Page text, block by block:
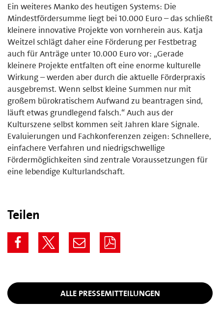
Ein weiteres Manko des heutigen Systems: Die
Mindestfördersumme liegt bei 10.000 Euro – das schließt
kleinere innovative Projekte von vornherein aus. Katja
Weitzel schlägt daher eine Förderung per Festbetrag
auch für Anträge unter 10.000 Euro vor: „Gerade
kleinere Projekte entfalten oft eine enorme kulturelle
Wirkung – werden aber durch die aktuelle Förderpraxis
ausgebremst. Wenn selbst kleine Summen nur mit
großem bürokratischem Aufwand zu beantragen sind,
läuft etwas grundlegend falsch.“ Auch aus der
Kulturszene selbst kommen seit Jahren klare Signale.
Evaluierungen und Fachkonferenzen zeigen: Schnellere,
einfachere Verfahren und niedrigschwellige
Fördermöglichkeiten sind zentrale Voraussetzungen für
eine lebendige Kulturlandschaft.
Teilen
ALLE PRESSEMITTEILUNGEN